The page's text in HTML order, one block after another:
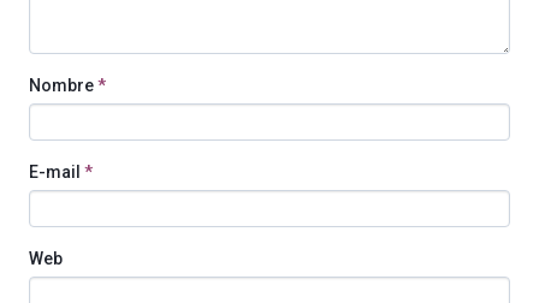
Nombre*
E-mail *
Web